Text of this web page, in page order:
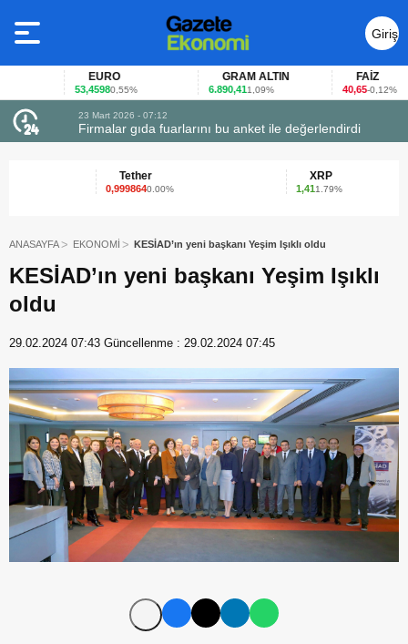
Giriş
Yap
EURO
53,45980,55%
GRAM ALTIN
6.890,411,09%
FAİZ
40,65 -0,12%
23 Mart 2026 - 07:12
Firmalar gıda fuarlarını bu anket ile değerlendirdi
Tether
0,9998640.00%
XRP
1.79%
ANASAYFA EKONOMİ KESİAD’ın yeni başkanı Yeşim Işıklı oldu
KESİAD’ın yeni başkanı Yeşim Işıklı
oldu
29.02.2024 07:43 Güncellenme : 29.02.2024 07:45